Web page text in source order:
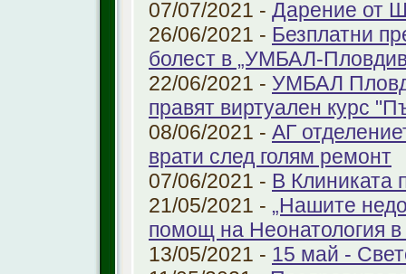
07/07/2021 - Дарение от
26/06/2021 - Безплатни
болест в „УМБАЛ-
22/06/2021 - УМБАЛ
правят виртуален курс
08/06/2021 - АГ
врати след голям ремонт
07/06/2021 - В Клиниката
21/05/2021 - „Нашите
помощ на Неонатология
13/05/2021 - 15 май -